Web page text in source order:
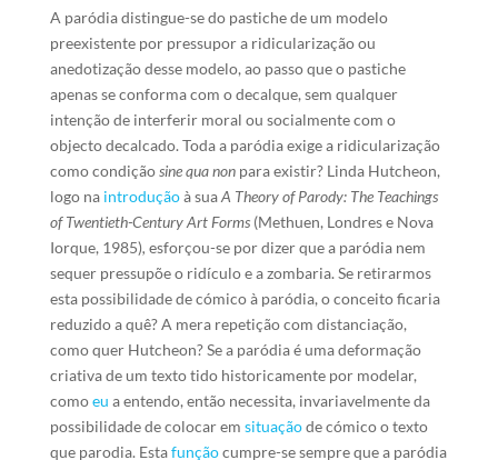
A paródia distingue-se do pastiche de um modelo
preexistente por pressupor a ridicularização ou
anedotização desse modelo, ao passo que o pastiche
apenas se conforma com o decalque, sem qualquer
intenção de interferir moral ou socialmente com o
objecto decalcado. Toda a paródia exige a ridicularização
como condiçãosine qua nonpara existir? Linda Hutcheon,
logo na introduçãoà suaA Theory of Parody: The Teachings
of Twentieth-Century Art Forms (Methuen, Londres e Nova
Iorque, 1985), esforçou-se por dizer que a paródia nem
sequer pressupõe o ridículo e a zombaria. Se retirarmos
esta possibilidade de cómico à paródia, o conceito ficaria
reduzido a quê? A mera repetição com distanciação,
como quer Hutcheon? Se a paródia é uma deformação
criativa de um texto tido historicamente por modelar,
comoeu a entendo, então necessita, invariavelmente da
possibilidade de colocar em situaçãode cómico o texto
que parodia. Estafunçãocumpre-se sempre que a paródia